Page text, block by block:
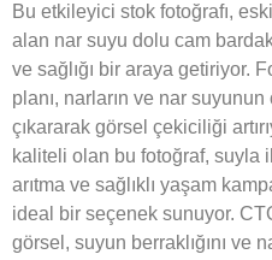
Bu etkileyici stok fotoğrafı,
alan nar suyu dolu cam
ve sağlığı bir araya getiriyor.
planı, narların ve nar suyunun
çıkararak görsel çekiciliği
kaliteli olan bu fotoğraf, suyla
arıtma ve sağlıklı yaşam
ideal bir seçenek sunuyor.
görsel, suyun berraklığını ve